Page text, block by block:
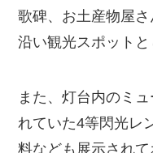
歌碑、お土産物屋
沿い観光スポットと
また、灯台内のミ
れていた4等閃光レ
料なども展示され